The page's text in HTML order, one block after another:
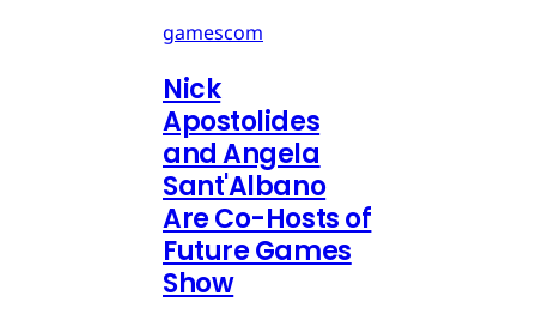
gamescom
Nick
Apostolides
and Angela
Sant'Albano
Are Co-Hosts of
Future Games
Show